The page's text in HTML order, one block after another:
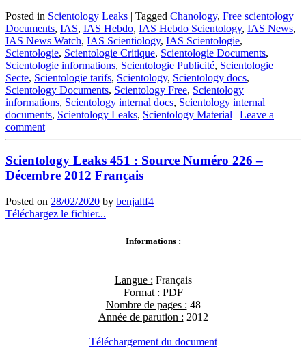
Posted in Scientology Leaks | Tagged Chanology, Free scientology
Documents, IAS, IAS Hebdo, IAS Hebdo Scientology, IAS News,
IAS News Watch, IAS Scientiology, IAS Scientologie,
Scientologie, Scientologie Critique, Scientologie Documents,
Scientologie informations, Scientologie Publicité, Scientologie
Secte, Scientologie tarifs, Scientology, Scientology docs,
Scientology Documents, Scientology Free, Scientology
informations, Scientology internal docs, Scientology internal
documents, Scientology Leaks, Scientology Material | Leave a
comment
Scientology Leaks 451 : Source Numéro 226 –
Décembre 2012 Français
Posted on 28/02/2020 by benjaltf4
Téléchargez le fichier...
Informations :
Langue : Français
Format : PDF
Nombre de pages : 48
Année de parution : 2012
Téléchargement du document